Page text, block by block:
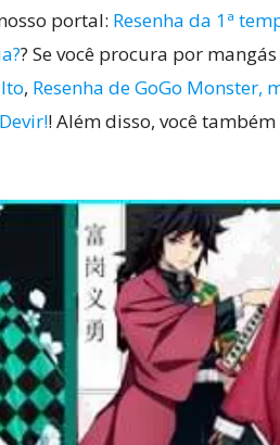
portal: Resenha da 1ª
? Se você procura por
, Resenha de GoGo
! Além disso, você